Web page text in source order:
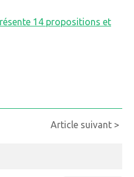
14 propositions et
Article suivant >